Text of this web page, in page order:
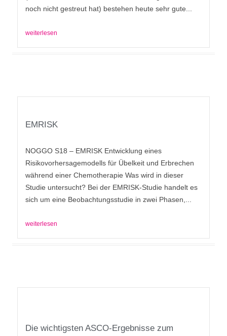
noch nicht gestreut hat) bestehen heute sehr gute...
weiterlesen
EMRISK
NOGGO S18 – EMRISK Entwicklung eines
Risikovorhersagemodells für Übelkeit und Erbrechen
während einer Chemotherapie Was wird in dieser
Studie untersucht? Bei der EMRISK-Studie handelt es
sich um eine Beobachtungsstudie in zwei Phasen,...
weiterlesen
Die wichtigsten ASCO-Ergebnisse zum